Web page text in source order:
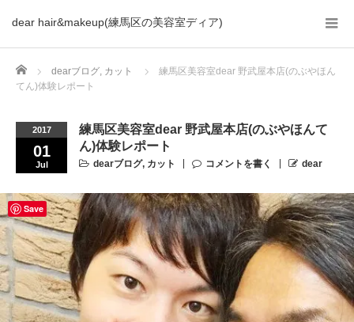
dear hair&makeup(練馬区の美容室ディア)
Home dearブログ, カット
練馬区美容室dear 野武屋本店(のぶやほん
てん)体験レポート
2017
01
Jul
練馬区美容室dear 野武屋本店(のぶやほんて
ん)体験レポート
dearブログ, カット コメントを書く dear
Save